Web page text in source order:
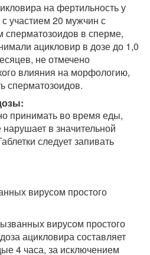
на фертильность у
участием 20 мужчин с
в сперме,
ацикловир в дозе до 1,0
не отмечено
влияния на морфологию,
сперматозоидов.
принимать во время еды,
в значительной
следует запивать
вирусом простого
вирусом простого
ацикловира составляет
4 часа, за исключением